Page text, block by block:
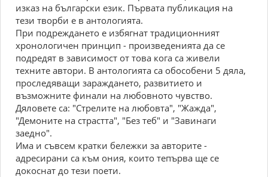
изказ на български език. Първата публикация на
тези творби е в антологията.
При подреждането е избягнат традиционният
хронологичен принцип - произведенията да се
подредят в зависимост от това кога са живели
техните автори. В антологията са обособени 5 дяла,
проследяващи зараждането, развитието и
възможните финали на любовното чувство.
Дяловете са: "Стрелите на любовта", "Жажда",
"Демоните на страстта", "Без теб" и "Завинаги
заедно".
Има и съвсем кратки бележки за авторите -
адресирани са към ония, които тепърва ще се
докоснат до тези поети.